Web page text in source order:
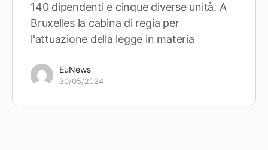
140 dipendenti e cinque diverse unità. A
Bruxelles la cabina di regia per
l'attuazione della legge in materia
EuNews
30/05/2024